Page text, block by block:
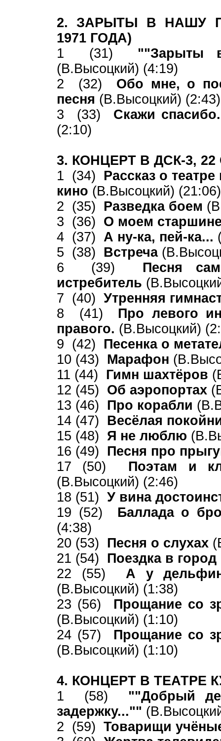
2. ЗАРЫТЫ В НАШУ
1971 ГОДА)
1 (31) ""Зарыты
(В.Высоцкий) (4:19)
2 (32) Обо мне, о
песня (В.Высоцкий) (2:43)
3 (33) Скажи
(2:10)
3. КОНЦЕРТ В ДСК-3,
1 (34) Рассказ о
кино (В.Высоцкий) (21:06)
2 (35) Разведка боем
3 (36) О моем
4 (37) А ну-ка, пей-ка...
5 (38) Встреча
6 (39) Песня
истребитель
7 (40) Утренняя
8 (41) Про левого
правого. (В.Высоцкий)
9 (42) Песенка о
10 (43) Марафон
11 (44) Гимн шахтёров
12 (45) Об аэропортах
13 (46) Про корабли
14 (47) Весёлая
15 (48) Я не люблю
16 (49) Песня про
17 (50) Поэтам и
(В.Высоцкий) (2:46)
18 (51) У вина
19 (52) Баллада о
(4:38)
20 (53) Песня о слухах
21 (54) Поездка в город
22 (55) А у
(В.Высоцкий) (1:38)
23 (56) Прощание со
(В.Высоцкий) (1:10)
24 (57) Прощание со
(В.Высоцкий) (1:10)
4. КОНЦЕРТ В ТЕАТРЕ
1 (58) ""Добрый
задержку...""
2 (59) Товарищи